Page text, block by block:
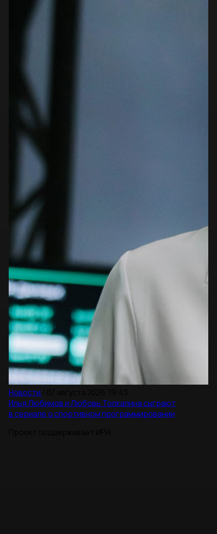
Новости
Илья Любимов и Любовь Толкалина сыграют
в сериале о спортивном программировании